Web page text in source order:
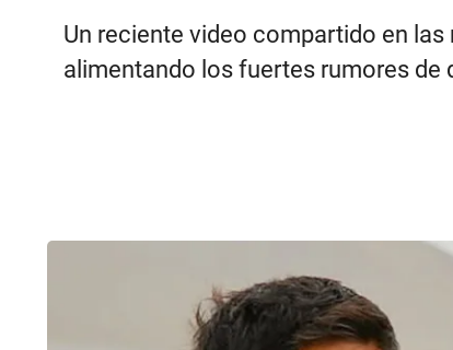
Un reciente video compartido en
alimentando los fuertes rumores de